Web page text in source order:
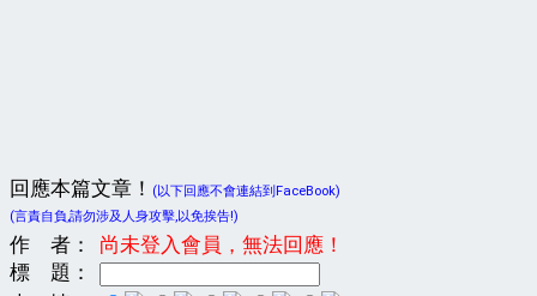
回應本篇文章！
(以下回應不會連結到FaceBook)
(言責自負,請勿涉及人身攻擊,以免挨告!)
作 者：
尚未登入會員，無法回應！
標 題：